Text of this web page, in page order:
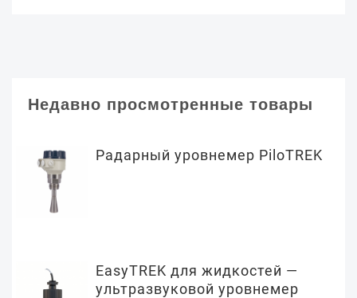
Недавно просмотренные товары
Радарный уровнемер PiloTREK
EasyTREK для жидкостей —
ультразвуковой уровнемер